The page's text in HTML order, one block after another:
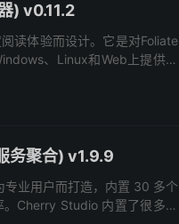
) v0.11.2
读体验而设计。它是对Foliate
、Linux和Web上提供无
聚合) v1.9.9
业用户而打造，内置 30 多个
Cherry Studio 内置了很多服